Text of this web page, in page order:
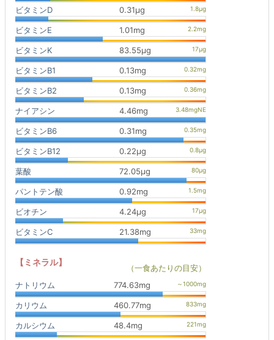
ビタミンD 0.31μg
ビタミンE 1.01mg
ビタミンK 83.55μg
ビタミンB1 0.13mg
ビタミンB2 0.13mg
ナイアシン 4.46mg
ビタミンB6 0.31mg
ビタミンB12 0.22μg
葉酸 72.05μg
パントテン酸 0.92mg
ビオチン 4.24μg
ビタミンC 21.38mg
【ミネラル】
（一食あたりの目安）
ナトリウム
774.63mg
カリウム 460.77mg
カルシウム 48.4mg